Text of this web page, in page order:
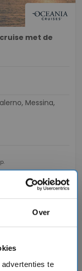
Over
te
met de
Cruises